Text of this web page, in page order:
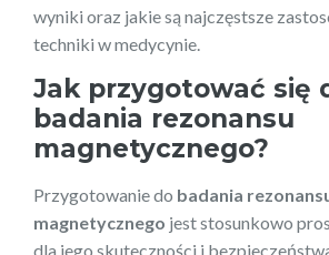
wyniki oraz jakie są najczęstsze
techniki w medycynie.
Jak przygotować się
badania rezonansu
magnetycznego?
Przygotowanie do badania
magnetycznego jest stosunkowo
dla jego skuteczności i